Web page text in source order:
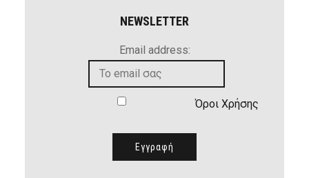
NEWSLETTER
Email address:
Όροι Χρήσης